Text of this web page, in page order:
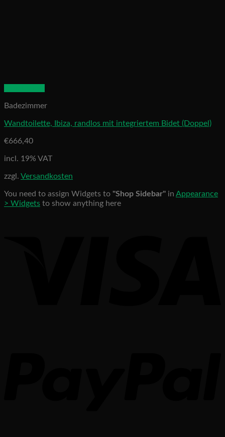
Badezimmer
Wandtoilette, Ibiza, randlos mit integriertem Bidet (Doppel)
€666,40
incl. 19% VAT
zzgl. Versandkosten
You need to assign Widgets to "Shop Sidebar" in Appearance
> Widgets to show anything here